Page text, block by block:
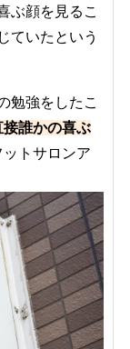
ぶ顔を見るこ
ていたという
勉強をしたこ
誰かの喜ぶ
トサロンア